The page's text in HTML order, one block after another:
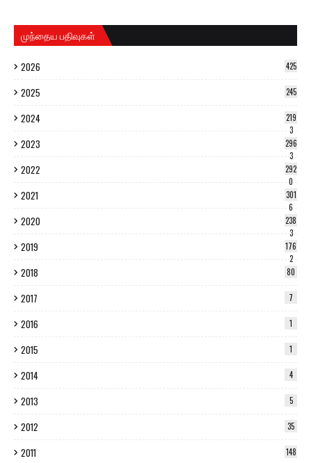
முந்தைய பதிவுகள்
2026 425
2025 245
2024
219
3
2023
296
3
2022
292
0
2021
301
6
2020
238
3
2019
176
2
2018 80
2017 7
2016 1
2015 1
2014 4
2013 5
2012 35
2011 148